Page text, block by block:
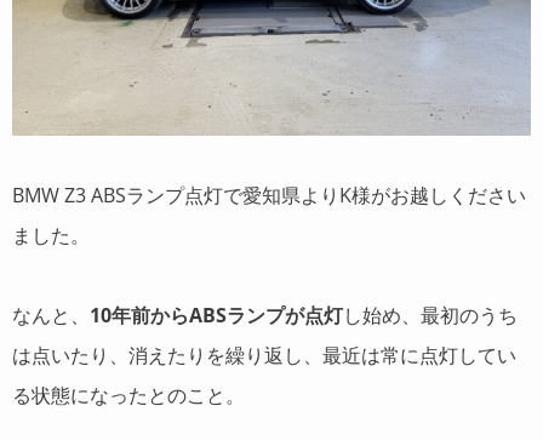
BMW Z3 ABSランプ点灯で愛知県よりK様がお越しください
ました。
なんと、 10年前からABSランプが点灯し始め、最初のうち
は点いたり、消えたりを繰り返し、最近は常に点灯してい
る状態になったとのこと。